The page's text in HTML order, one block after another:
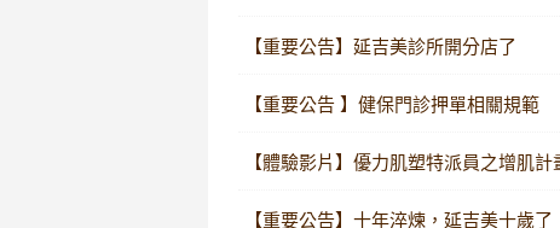
【重要公告】延吉美診所開分店了
【重要公告 】健保門診押單相關規範
【體驗影片】優力肌塑特派員之增肌計
【重要公告】十年淬煉，延吉美十歲了